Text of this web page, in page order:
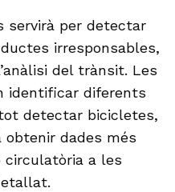
servirà per detectar
irresponsables,
del trànsit. Les
identificar diferents
detectar bicicletes,
dades més
circulatòria a les